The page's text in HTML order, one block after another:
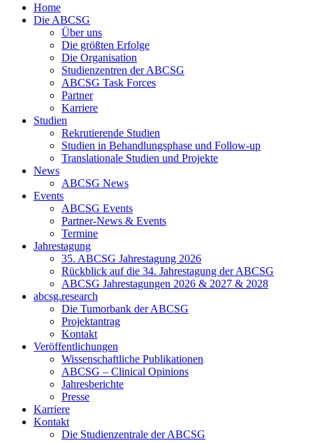
Home
Die ABCSG
Über uns
Die größten Erfolge
Die Organisation
Studienzentren der ABCSG
ABCSG Task Forces
Partner
Karriere
Studien
Rekrutierende Studien
Studien in Behandlungsphase und Follow-up
Translationale Studien und Projekte
News
ABCSG News
Events
ABCSG Events
Partner-News & Events
Termine
Jahrestagung
35. ABCSG Jahrestagung 2026
Rückblick auf die 34. Jahrestagung der ABCSG
ABCSG Jahrestagungen 2026 & 2027 & 2028
abcsg.research
Die Tumorbank der ABCSG
Projektantrag
Kontakt
Veröffentlichungen
Wissenschaftliche Publikationen
ABCSG – Clinical Opinions
Jahresberichte
Presse
Karriere
Kontakt
Die Studienzentrale der ABCSG